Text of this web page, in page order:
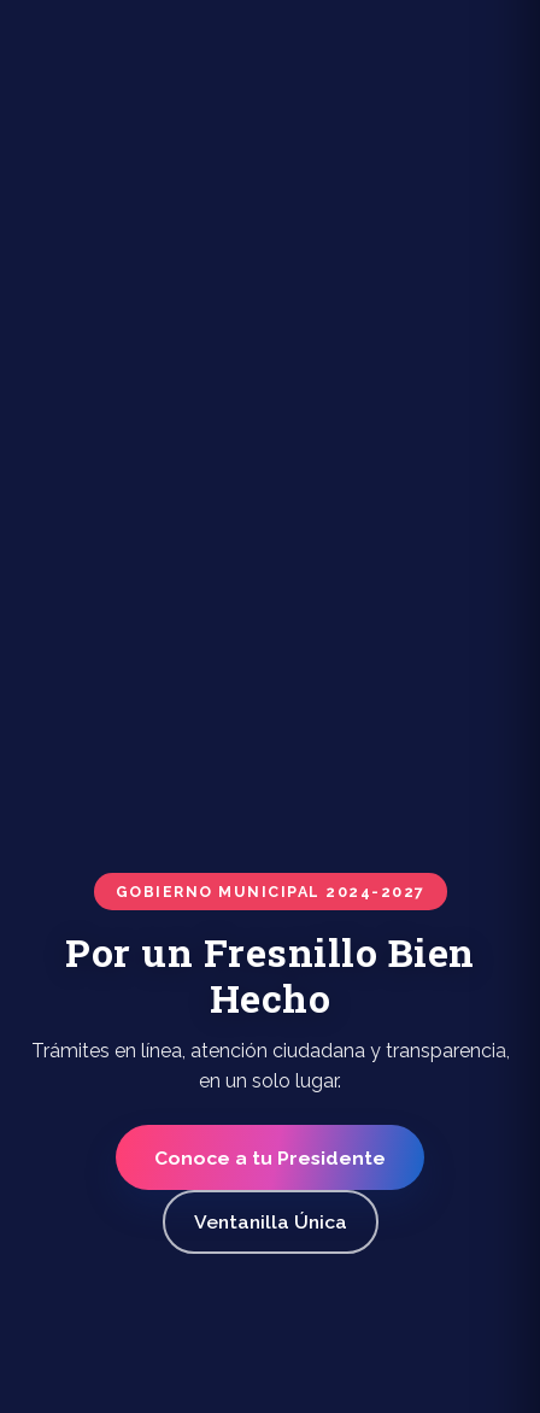
GOBIERNO MUNICIPAL 2024-2027
Por un Fresnillo Bien
Hecho
Trámites en línea, atención ciudadana y transparencia,
en un solo lugar.
Conoce a tu Presidente
Ventanilla Única